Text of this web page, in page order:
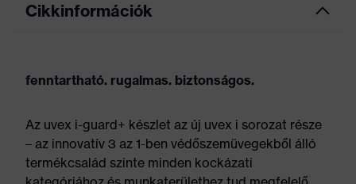
Cikkinformációk
fenntartható. rugalmas. biztonságos.
Az uvex i-guard+ készlet az új uvex i sorozat része
– az innovatív 3 az 1-ben védőszemüvegekből álló
termékcsalád szinte minden kockázati